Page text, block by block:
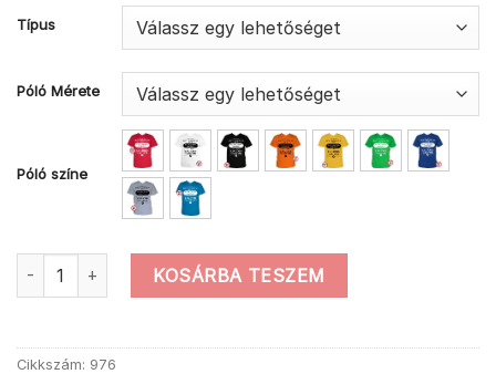
Típus
Póló Mérete
Póló színe
Mások között táncos póló mennyiség
KOSÁRBA TESZEM
Cikkszám: 976